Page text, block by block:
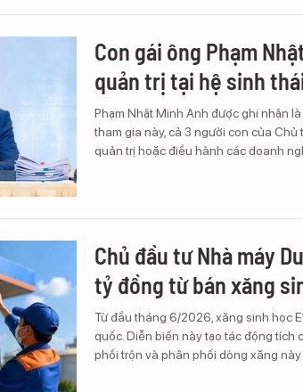
Con gái ông Phạm
quản trị tại hệ sinh
Phạm Nhật Minh Anh được ghi nhận
tham gia này, cả 3 người con của
quản trị hoặc điều hành các doanh
Chủ đầu tư Nhà máy
tỷ đồng từ bán xăng
Từ đầu tháng 6/2026, xăng sinh học
quốc. Diễn biến này tạo tác động tích
phối trộn và phân phối dòng xăng này